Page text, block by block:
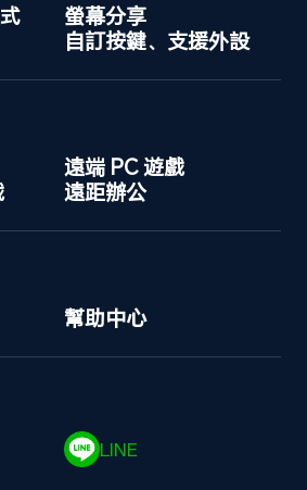
螢幕分享
自訂按鍵、支援外設
遠端 PC 遊戲
遠距辦公
幫助中心
LINE